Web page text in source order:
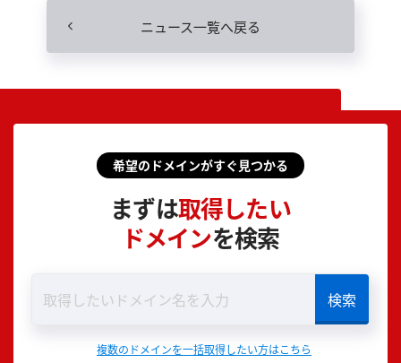
ニュース一覧へ戻る
希望のドメインがすぐ見つかる
まずは取得したい
ドメインを検索
複数のドメインを一括取得したい方はこちら